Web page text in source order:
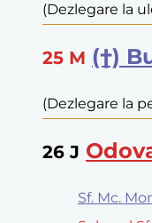
(Dezlegare la
25 M (†)
(Dezlegare la
26 J
Sf. Mc.